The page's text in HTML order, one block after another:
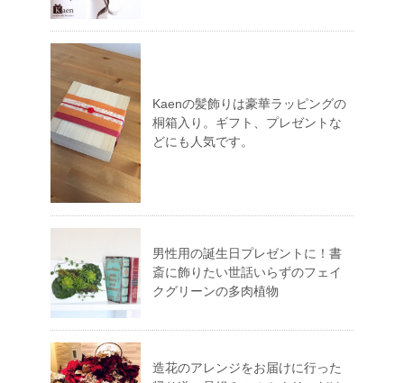
Kaenの髪飾りは豪華ラッピングの
桐箱入り。ギフト、プレゼントな
どにも人気です。
男性用の誕生日プレゼントに！書
斎に飾りたい世話いらずのフェイ
クグリーンの多肉植物
造花のアレンジをお届けに行った